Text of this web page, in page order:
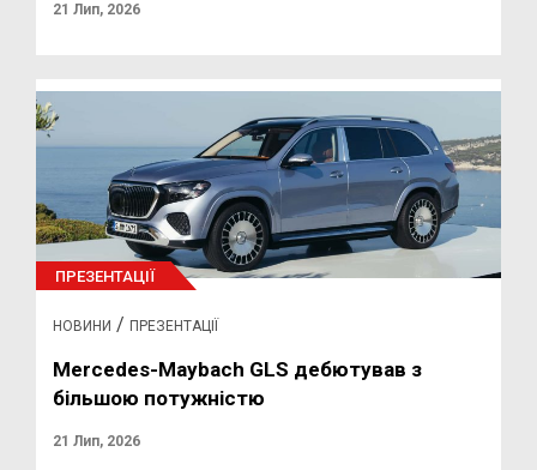
21 Лип, 2026
ПРЕЗЕНТАЦІЇ
НОВИНИ / ПРЕЗЕНТАЦІЇ
Mercedes-Maybach GLS дебютував з
більшою потужністю
21 Лип, 2026